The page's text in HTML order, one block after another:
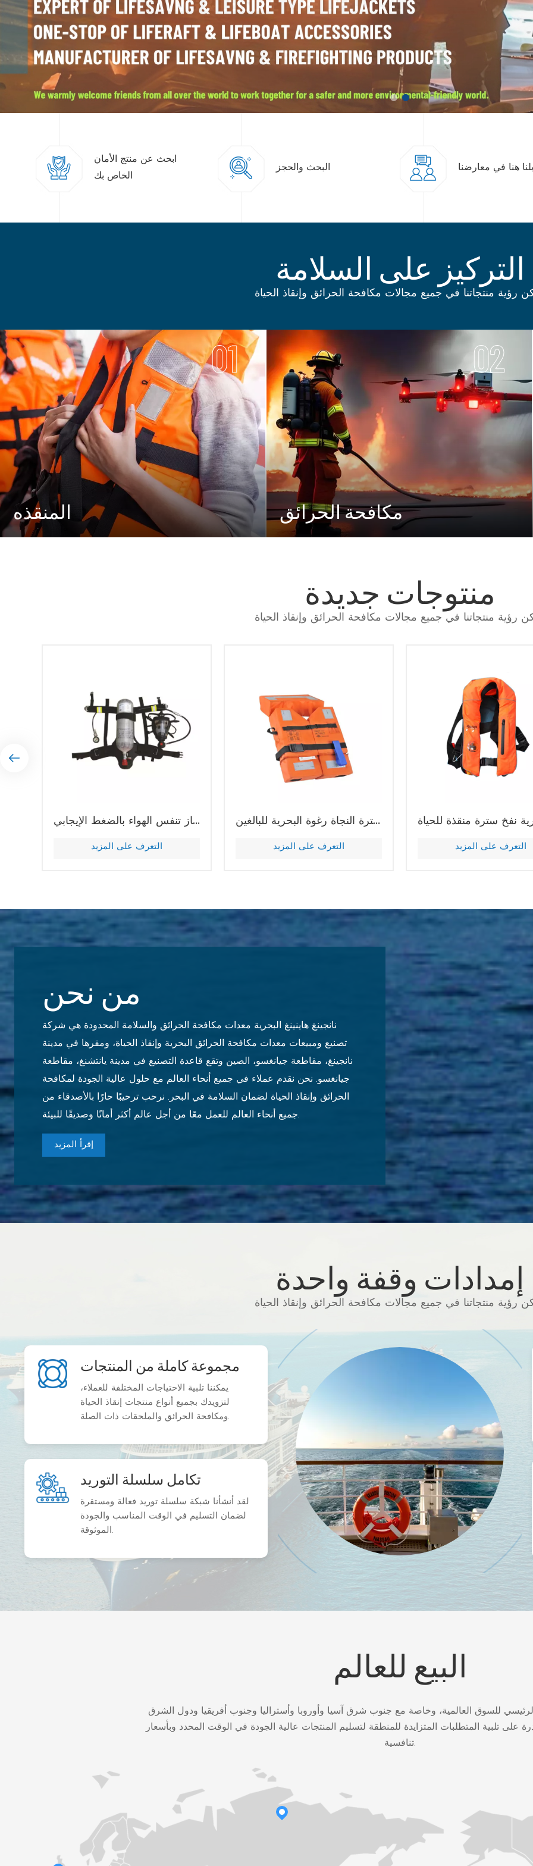
ابحث عن منتج الأمان
الخاص بك
البحث والحجز هنا في معارضنا
التركيز على السلامة
رؤية منتجاتنا في جميع مجالات مكافحة الحرائق وإنقاذ الحياة
01
المنقذه
شركتنا متخصصة في جميع منتجات السلامة وأبرزها
02
مكافحة الحرائق
منتجاتنا تتميز بتقنيّاتها المتطورة وتصميمها العصري
العالية، وتلبية معايير السلامة الصارمة لحماية الأرواح
والممتلكات. تأسست شركتنا على مبدأ السلامة
الاستباقية، حيث تقدم حلولاً شاملة وإرشادات الخبراء
منتوجات جديدة
رؤية منتجاتنا في جميع مجالات مكافحة الحرائق وإنقاذ الحياة
جهاز تنفس الهواء بالضغط الإيجابي (SCBA)
التعرف على المزيد
الصين المورد سترة النجاة رغوة البحرية للبالغين
التعرف على المزيد التعرف على المزيد
من نحن
نانجينغ هاينينغ البحرية معدات مكافحة الحرائق والسلامة المحدودة هي شركة
تصنيع ومبيعات معدات مكافحة الحرائق البحرية وإنقاذ الحياة، ومقرها في مدينة
نانجينغ، مقاطعة جيانغسو، الصين وتقع قاعدة التصنيع في مدينة يانتشنغ، مقاطعة
جيانغسو. نحن نقدم عملاء في جميع أنحاء العالم مع حلول عالية الجودة لمكافحة
الحرائق وإنقاذ الحياة لضمان السلامة في البحر. نرحب ترحيبًا حارًا بالأصدقاء من
جميع أنحاء العالم للعمل معًا من أجل عالم أكثر أمانًا وصديقًا للبيئة.
إقرأ المزيد
إمدادات وقفة واحدة
رؤية منتجاتنا في جميع مجالات مكافحة الحرائق وإنقاذ الحياة
مجموعة كاملة من المنتجات
يمكننا تلبية الاحتياجات المختلفة للعملاء،
لتزويدك بجميع أنواع منتجات إنقاذ الحياة
ومكافحة الحرائق والملحقات ذات الصلة.
تكامل سلسلة التوريد
لقد أنشأنا شبكة سلسلة توريد فعالة ومستقرة
لضمان التسليم في الوقت المناسب والجودة
الموثوقة.
البيع للعالم
للسوق العالمية، وخاصة مع جنوب شرق آسيا وأوروبا وأستراليا وجنوب أفريقيا ودول الشرق
على تلبية المتطلبات المتزايدة للمنطقة لتسليم المنتجات عالية الجودة في الوقت المحدد وبأسعار
تنافسية.